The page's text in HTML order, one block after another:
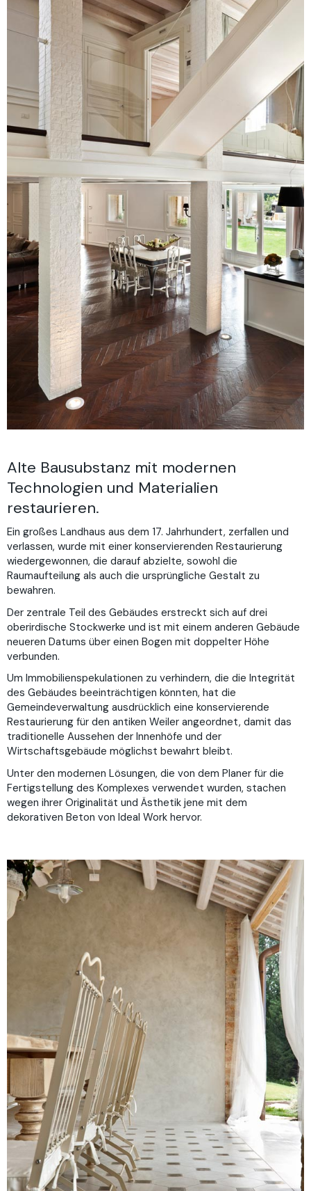
Alte Bausubstanz mit modernen
Technologien und Materialien
restaurieren.
Ein großes Landhaus aus dem 17. Jahrhundert, zerfallen und
verlassen, wurde mit einer konservierenden Restaurierung
wiedergewonnen, die darauf abzielte, sowohl die
Raumaufteilung als auch die ursprüngliche Gestalt zu
bewahren.
Der zentrale Teil des Gebäudes erstreckt sich auf drei
oberirdische Stockwerke und ist mit einem anderen Gebäude
neueren Datums über einen Bogen mit doppelter Höhe
verbunden.
Um Immobilienspekulationen zu verhindern, die die Integrität
des Gebäudes beeinträchtigen könnten, hat die
Gemeindeverwaltung ausdrücklich eine konservierende
Restaurierung für den antiken Weiler angeordnet, damit das
traditionelle Aussehen der Innenhöfe und der
Wirtschaftsgebäude möglichst bewahrt bleibt.
Unter den modernen Lösungen, die von dem Planer für die
Fertigstellung des Komplexes verwendet wurden, stachen
wegen ihrer Originalität und Ästhetik jene mit dem
dekorativen Beton von Ideal Work hervor.